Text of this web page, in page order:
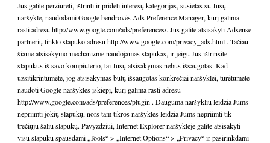
Jūs galite peržiūrėti, ištrinti ir pridėti interesų kategorijas, susietas su Jūsų
naršykle, naudodami Google bendrovės Ads Preference Manager, kurį galima
rasti adresuhttp://www.google.com/ads/preferences/. Jūs galite atsisakyti Adsense
partnerių tinklo slapuko adresuhttp://www.google.com/privacy_ads.html . Tačiau
šiame atsisakymo mechanizme naudojamas slapukas, ir jeigu Jūs ištrinsite
slapukus iš savo kompiuterio, tai Jūsų atsisakymas nebus išsaugotas. Kad
užsitikrintumėte, jog atsisakymas būtų išsaugotas konkrečiai naršyklei, turėtumėte
naudoti Google naršyklės įskiepį, kurį galima rasti adresu
http://www.google.com/ads/preferences/plugin . Dauguma naršyklių leidžia Jums
nepriimti jokių slapukų, nors tam tikros naršyklės leidžia Jums nepriimti tik
trečiųjų šalių slapukų. Pavyzdžiui, Internet Explorer naršyklėje galite atsisakyti
visų slapukų spausdami „Tools“ > „Internet Options“ > „Privacy“ ir pasirinkdami